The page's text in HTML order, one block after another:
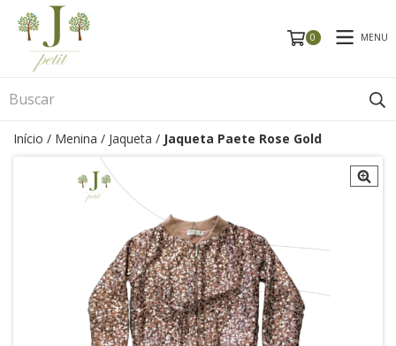
0 MENU
Início / Menina / Jaqueta / Jaqueta Paete Rose Gold